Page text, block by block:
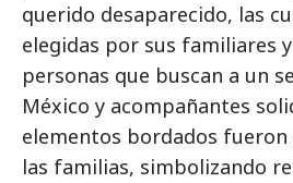
querido desaparecido, las
elegidas por sus familiares
personas que buscan a un
México y acompañantes
elementos bordados
las familias, simbolizando